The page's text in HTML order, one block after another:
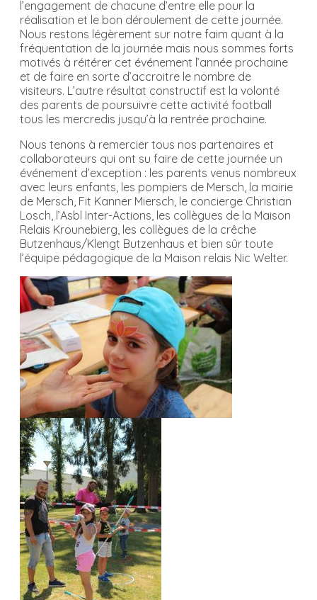
l’engagement de chacune d’entre elle pour la
réalisation et le bon déroulement de cette journée.
Nous restons légèrement sur notre faim quant à la
fréquentation de la journée mais nous sommes forts
motivés à réitérer cet événement l’année prochaine
et de faire en sorte d’accroitre le nombre de
visiteurs. L’autre résultat constructif est la volonté
des parents de poursuivre cette activité football
tous les mercredis jusqu’à la rentrée prochaine.
Nous tenons à remercier tous nos partenaires et
collaborateurs qui ont su faire de cette journée un
événement d’exception : les parents venus nombreux
avec leurs enfants, les pompiers de Mersch, la mairie
de Mersch, Fit Kanner Miersch, le concierge Christian
Losch, l’Asbl Inter-Actions, les collègues de la Maison
Relais Krounebierg, les collègues de la crêche
Butzenhaus/Klengt Butzenhaus et bien sûr toute
l’équipe pédagogique de la Maison relais Nic Welter.